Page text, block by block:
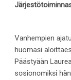
Vanhempien
huomasi
Päästyään
sosionomiksi